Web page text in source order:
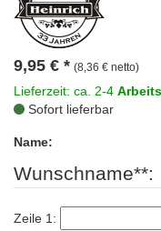
9,95 € * (8,36 € netto)
Lieferzeit: ca. 2-4 Arbeits
Sofort lieferbar
Name:
Wunschname**:
Zeile 1: